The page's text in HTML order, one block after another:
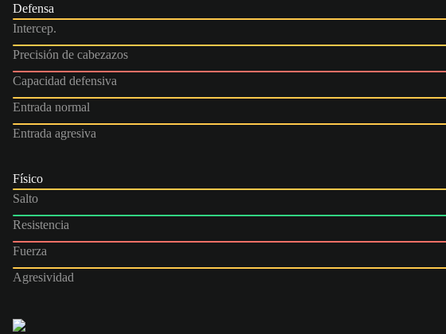
Defensa
Intercep.
Precisión de cabezazos
Capacidad defensiva
Entrada normal
Entrada agresiva
Físico
Salto
Resistencia
Fuerza
Agresividad